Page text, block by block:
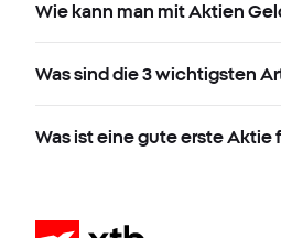
Wie kann man mit Aktien
Was sind die 3 wichtigsten
Was ist eine gute erste Aktie